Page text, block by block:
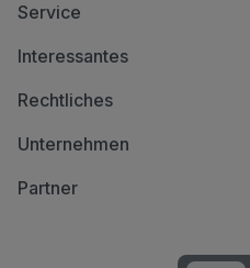
Service
Interessantes
Rechtliches
Unternehmen
Partner